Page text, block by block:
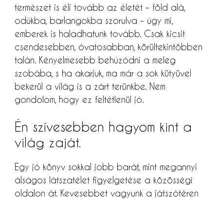
természet is éli tovább az életét – föld alá,
odúkba, barlangokba szorulva – úgy mi,
emberek is haladhatunk tovább. Csak kicsit
csendesebben, óvatosabban, körültekintőbben
talán. Kényelmesebb behúzódni a meleg
szobába, s ha akarjuk, ma már a sok kütyüvel
bekerül a világ is a zárt terünkbe. Nem
gondolom, hogy ez feltétlenül jó.
Én szívesebben hagyom kint a
világ zaját.
Egy jó könyv sokkal jobb barát, mint megannyi
álságos látszatélet figyelgetése a közösségi
oldalon át. Kevesebbet vagyunk a játszótéren